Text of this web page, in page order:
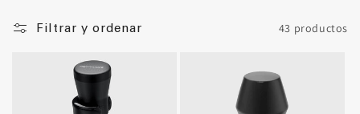
Filtrar y ordenar 43 productos